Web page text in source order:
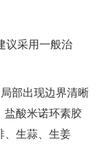
议采用一般治
部出现边界清晰
盐酸米诺环素胶
、生蒜、生姜